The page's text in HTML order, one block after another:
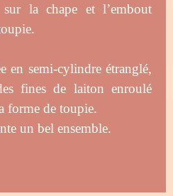
sur la chape et l’embout
en semi-cylindre étranglé,
fines de laiton enroulé
forme de toupie.
un bel ensemble.